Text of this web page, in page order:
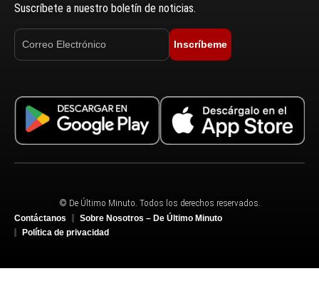
Suscríbete a nuestro boletín de noticias.
Inscríbeme
© De Último Minuto. Todos los derechos reservados.
Contáctanos
Sobre Nosotros – De Último Minuto
Política de privacidad